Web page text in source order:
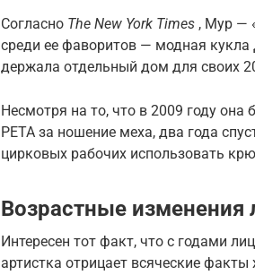
Согласно The New York Times , Мур —
среди ее фаворитов — модная кукла
держала отдельный дом для своих
Несмотря на то, что в 2009 году
PETA за ношение меха, два года
цирковых рабочих использовать
Возрастные изменения
Интересен тот факт, что с годами
артистка отрицает всяческие